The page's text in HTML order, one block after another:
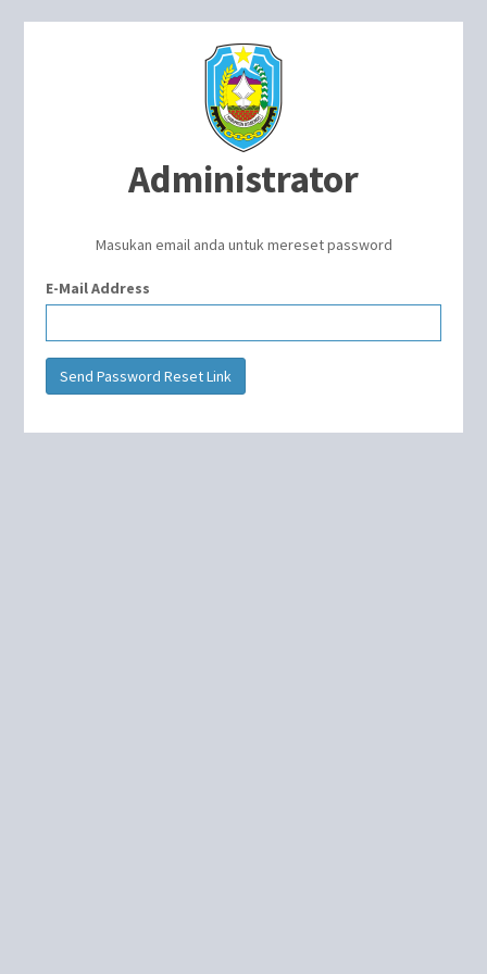
Administrator
Masukan email anda untuk mereset password
E-Mail Address
Send Password Reset Link